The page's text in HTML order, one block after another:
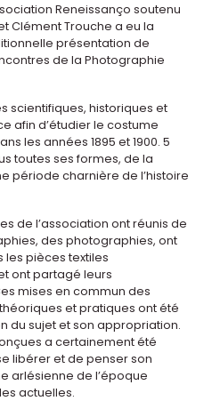
Reneissanço soutenu
Clément Trouche a eu la
présentation de
de la Photographie
scientifiques, historiques et
afin d’étudier le costume
les années 1895 et 1900. 5
toutes ses formes, de la
période charnière de l’histoire
de l’association ont réunis de
des photographies, ont
pièces textiles
ont partagé leurs
mises en commun des
et pratiques ont été
du sujet et son appropriation.
a certainement été
libérer et de penser son
arlésienne de l’époque
actuelles.